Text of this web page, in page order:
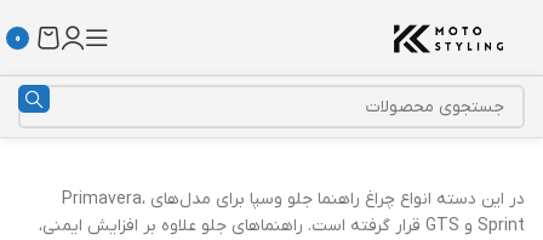
0
در این دسته انواع چراغ راهنما جلو وسپا برای مدل‌های Primavera،
Sprint و GTS قرار گرفته است. راهنماهای جلو علاوه بر افزایش ایمنی،